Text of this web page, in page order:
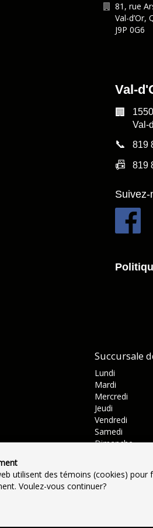
81, rue
Val-d’Or,
J9P 0G6
Val-
🏢
Val-
📞 819
📠 819
Succursale
Lundi
Mardi
Mercredi
Jeudi
Vendredi
Samedi
Dimanche
utilisent des témoins (cookies) pour
Voulez-vous continuer?